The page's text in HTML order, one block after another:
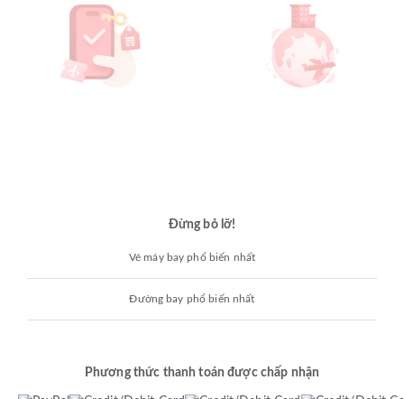
Đừng bỏ lỡ!
Vé máy bay phổ biến nhất
Đường bay phổ biến nhất
Phương thức thanh toán được chấp nhận